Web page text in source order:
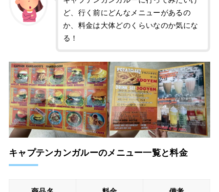
ど、行く前にどんなメニューがあるの
か、料金は大体どのくらいなのか気にな
る！
キャプテンカンガルーのメニュー一覧と料金